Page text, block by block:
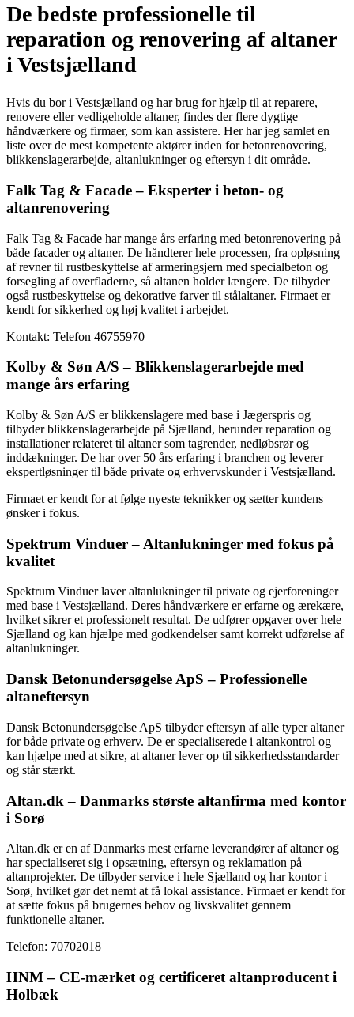
De bedste professionelle til
reparation og renovering af altaner
i Vestsjælland
Hvis du bor i Vestsjælland og har brug for hjælp til at reparere,
renovere eller vedligeholde altaner, findes der flere dygtige
håndværkere og firmaer, som kan assistere. Her har jeg samlet en
liste over de mest kompetente aktører inden for betonrenovering,
blikkenslagerarbejde, altanlukninger og eftersyn i dit område.
Falk Tag & Facade – Eksperter i beton- og
altanrenovering
Falk Tag & Facade har mange års erfaring med betonrenovering på
både facader og altaner. De håndterer hele processen, fra opløsning
af revner til rustbeskyttelse af armeringsjern med specialbeton og
forsegling af overfladerne, så altanen holder længere. De tilbyder
også rustbeskyttelse og dekorative farver til stålaltaner. Firmaet er
kendt for sikkerhed og høj kvalitet i arbejdet.
Kontakt: Telefon 46755970
Kolby & Søn A/S – Blikkenslagerarbejde med
mange års erfaring
Kolby & Søn A/S er blikkenslagere med base i Jægerspris og
tilbyder blikkenslagerarbejde på Sjælland, herunder reparation og
installationer relateret til altaner som tagrender, nedløbsrør og
inddækninger. De har over 50 års erfaring i branchen og leverer
ekspertløsninger til både private og erhvervskunder i Vestsjælland.
Firmaet er kendt for at følge nyeste teknikker og sætter kundens
ønsker i fokus.
Spektrum Vinduer – Altanlukninger med fokus på
kvalitet
Spektrum Vinduer laver altanlukninger til private og ejerforeninger
med base i Vestsjælland. Deres håndværkere er erfarne og ærekære,
hvilket sikrer et professionelt resultat. De udfører opgaver over hele
Sjælland og kan hjælpe med godkendelser samt korrekt udførelse af
altanlukninger.
Dansk Betonundersøgelse ApS – Professionelle
altaneftersyn
Dansk Betonundersøgelse ApS tilbyder eftersyn af alle typer altaner
for både private og erhverv. De er specialiserede i altankontrol og
kan hjælpe med at sikre, at altaner lever op til sikkerhedsstandarder
og står stærkt.
Altan.dk – Danmarks største altanfirma med kontor
i Sorø
Altan.dk er en af Danmarks mest erfarne leverandører af altaner og
har specialiseret sig i opsætning, eftersyn og reklamation på
altanprojekter. De tilbyder service i hele Sjælland og har kontor i
Sorø, hvilket gør det nemt at få lokal assistance. Firmaet er kendt for
at sætte fokus på brugernes behov og livskvalitet gennem
funktionelle altaner.
Telefon: 70702018
HNM – CE-mærket og certificeret altanproducent i
Holbæk